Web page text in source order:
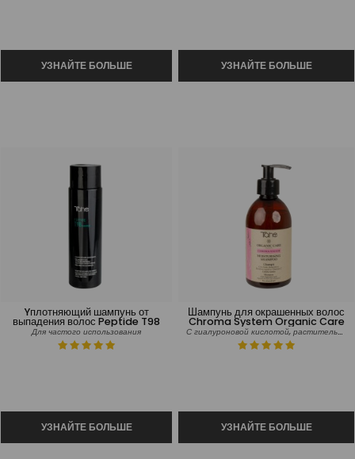
Yплотняющий шампунь от
выпадения волос Peptide T98
Для частого использования
Шампунь для окрашенных волос
Chroma System Organic Care
С гиалуроновой кислотой, растительным Кератином и витамином С.